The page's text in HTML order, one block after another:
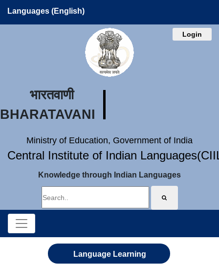
Languages (English)
Login
भारतवाणी
BHARATAVANI
Ministry of Education, Government of India
Central Institute of Indian
Knowledge through Indian Languages
Language Learning